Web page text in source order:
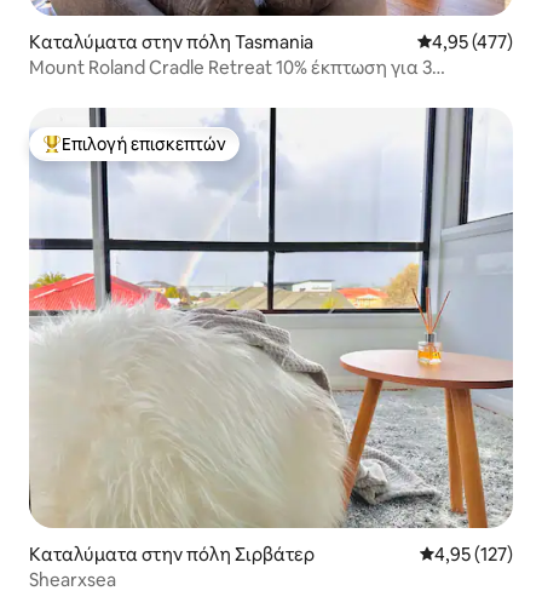
Καταλύματα στην πόλη Tasmania Μέση
4,95 (477)
Mount Roland Cradle Retreat 10% έκπτωση για 3
Κορυφαία επιλογή επισκεπτών
Επιλογή επισκεπτών
Καταλύματα στην πόλη Σιρβάτερ Μέση
4,95 (127)
Shearxsea